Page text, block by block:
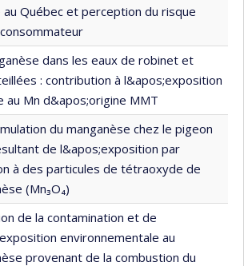
Québec et perception du risque
dans les eaux de robinet et
: contribution à l&apos;exposition
au Mn d&apos;origine MMT
du manganèse chez le pigeon
de l&apos;exposition par
à des particules de tétraoxyde de
(Mn₃O₄)
de la contamination et de
environnementale au
provenant de la combustion du